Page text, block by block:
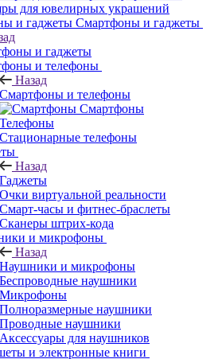
для ювелирных украшений
Смартфоны и гаджеты
и гаджеты
и телефоны
Назад
Смартфоны и телефоны
Смартфоны
Телефоны
Стационарные телефоны
Назад
Гаджеты
Очки виртуальной реальности
Смарт-часы и фитнес-браслеты
Сканеры штрих-кода
и микрофоны
Назад
Наушники и микрофоны
Беспроводные наушники
Микрофоны
Полноразмерные наушники
Проводные наушники
Аксессуары для наушников
и электронные книги